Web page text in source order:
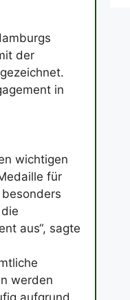
der
in
wichtigen
für
aus“, sagte
werden
aufgrund